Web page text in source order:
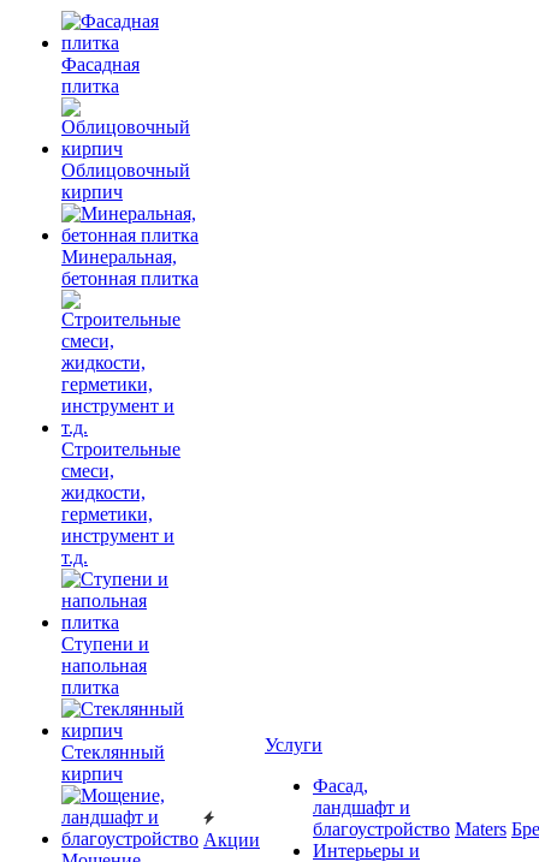
Фасадная
плитка
Облицовочный
кирпич
Минеральная,
бетонная плитка
Строительные
смеси,
жидкости,
герметики,
инструмент и
т.д.
Ступени и
напольная
плитка
Cтеклянный
кирпич
Акции
Услуги
Фасад,
ландшафт и
благоустройство
Интерьеры и
Maters